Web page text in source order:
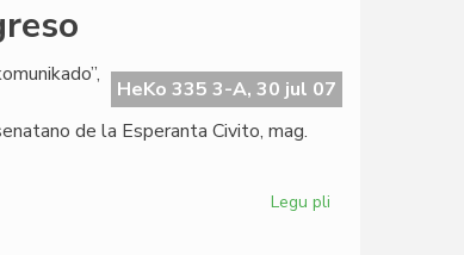
en
la
HeKo 335 3-A, 30 jul 07
de la Esperanta Civito, mag.
Legu pli